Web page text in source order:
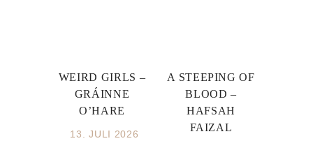
WEIRD GIRLS –
GRÁINNE
O’HARE
13. JULI 2026
A STEEPING OF
BLOOD –
HAFSAH
FAIZAL